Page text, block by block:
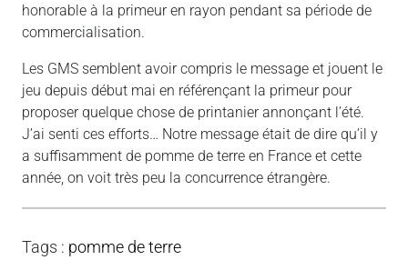
honorable à la primeur en rayon pendant sa période de
commercialisation.
Les GMS semblent avoir compris le message et jouent le
jeu depuis début mai en référençant la primeur pour
proposer quelque chose de printanier annonçant l’été.
J’ai senti ces efforts… Notre message était de dire qu’il y
a suffisamment de pomme de terre en France et cette
année, on voit très peu la concurrence étrangère.
Tags : pomme de terre